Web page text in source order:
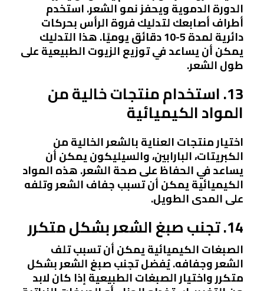
الدورة الدموية ويحفز نمو الشعر. استخدم
أطراف أصابعك لتدليك فروة الرأس بحركات
دائرية لمدة 5-10 دقائق يوميًا. هذا التدليك
يمكن أن يساعد في توزيع الزيوت الطبيعية على
طول الشعر.
13. استخدام منتجات خالية من
المواد الكيميائية
اختيار منتجات العناية بالشعر الخالية من
الكبريتات، البارابين، والسيليكون يمكن أن
يساعد في الحفاظ على صحة الشعر. هذه المواد
الكيميائية يمكن أن تسبب جفاف الشعر وتلفه
على المدى الطويل.
14. تجنب صبغ الشعر بشكل متكرر
الصبغات الكيميائية يمكن أن تسبب تلف
الشعر وجفافه. يُفضل تجنب صبغ الشعر بشكل
متكرر واختيار الصبغات الطبيعية إذا كان لابد